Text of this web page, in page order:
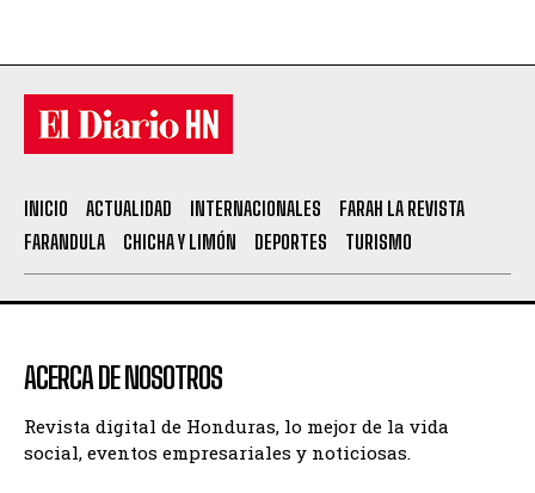
INICIO ACTUALIDAD INTERNACIONALES
FARAH LA REVISTA
FARANDULA
CHICHA Y LIMÓN DEPORTES TURISMO
ACERCA DE NOSOTROS
Revista digital de Honduras, lo mejor de la vida
social, eventos empresariales y noticiosas.